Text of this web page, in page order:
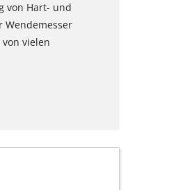
von Hart- und
Wendemesser
vielen